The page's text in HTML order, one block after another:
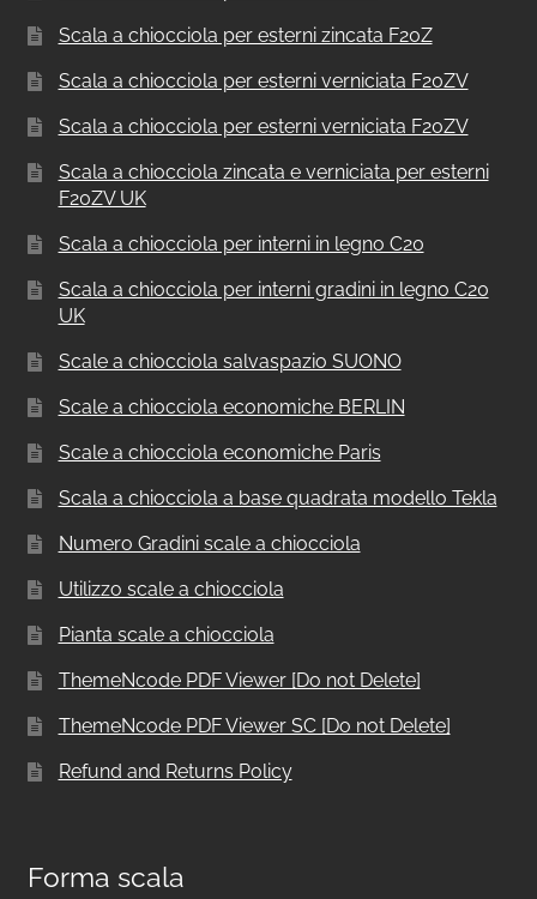
Scala a chiocciola per esterni zincata F20Z
Scala a chiocciola per esterni verniciata F20ZV
Scala a chiocciola per esterni verniciata F20ZV
Scala a chiocciola zincata e verniciata per esterni
F20ZV UK
Scala a chiocciola per interni in legno C20
Scala a chiocciola per interni gradini in legno C20
UK
Scale a chiocciola salvaspazio SUONO
Scale a chiocciola economiche BERLIN
Scale a chiocciola economiche Paris
Scala a chiocciola a base quadrata modello Tekla
Numero Gradini scale a chiocciola
Utilizzo scale a chiocciola
Pianta scale a chiocciola
ThemeNcode PDF Viewer [Do not Delete]
ThemeNcode PDF Viewer SC [Do not Delete]
Refund and Returns Policy
Forma scala